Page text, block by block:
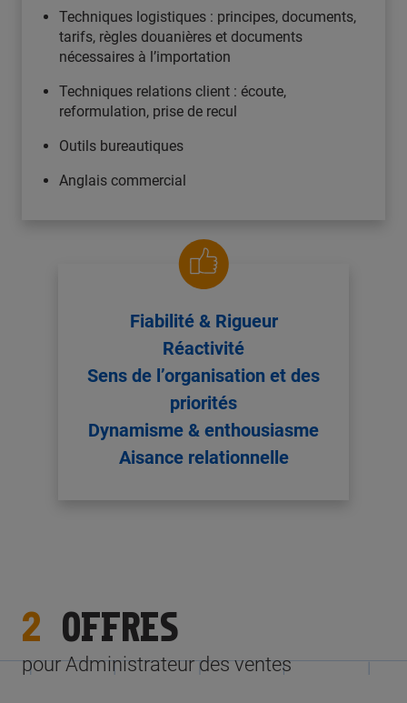
Techniques logistiques : principes, documents,
tarifs, règles douanières et documents
nécessaires à l’importation
Techniques relations client : écoute,
reformulation, prise de recul
Outils bureautiques
Anglais commercial
Fiabilité & Rigueur
Réactivité
Sens de l’organisation et des
priorités
Dynamisme & enthousiasme
Aisance relationnelle
2 OFFRES
pour Administrateur des ventes